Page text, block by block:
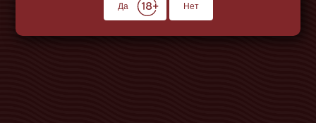
Да Нет